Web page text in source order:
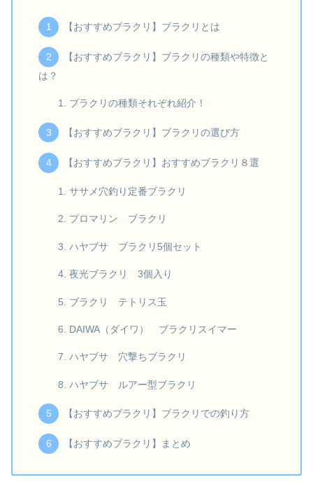
【おすすめブラクリ】ブラクリとは
【おすすめブラクリ】ブラクリの種類や特徴と
は？
ブラクリの種類それぞれ紹介！
【おすすめブラクリ】ブラクリの選び方
【おすすめブラクリ】おすすめブラクリ８選
ササメ穴釣り定番ブラクリ
プロマリン ブラクリ
ハヤブサ ブラクリ5個セット
夜光ブラクリ 3個入り
ブラクリ テトリス玉
DAIWA（ダイワ） ブラクリスイマー
ハヤブサ 穴撃ちブラクリ
ハヤブサ ルアー型ブラクリ
【おすすめブラクリ】ブラクリでの釣り方
【おすすめブラクリ】まとめ